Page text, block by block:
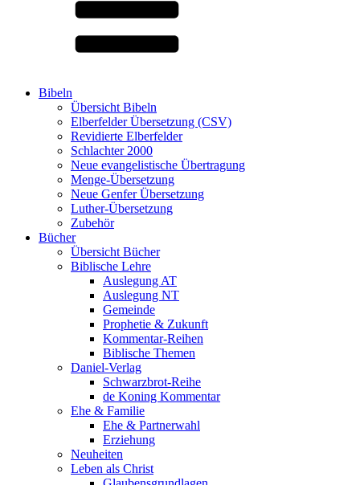
Bibeln
Übersicht Bibeln
Elberfelder Übersetzung (CSV)
Revidierte Elberfelder
Schlachter 2000
Neue evangelistische Übertragung
Menge-Übersetzung
Neue Genfer Übersetzung
Luther-Übersetzung
Zubehör
Bücher
Übersicht Bücher
Biblische Lehre
Auslegung AT
Auslegung NT
Gemeinde
Prophetie & Zukunft
Kommentar-Reihen
Biblische Themen
Daniel-Verlag
Schwarzbrot-Reihe
de Koning Kommentar
Ehe & Familie
Ehe & Partnerwahl
Erziehung
Neuheiten
Leben als Christ